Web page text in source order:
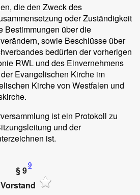
die den Zweck des
oder Zuständigkeit
Bestimmungen über die
sowie Beschlüsse über
bedürfen der vorherigen
RWL und des Einvernehmens
Evangelischen Kirche im
Kirche von Westfalen und
ist ein Protokoll zu
und der
ist.
§ 99
Vorstand